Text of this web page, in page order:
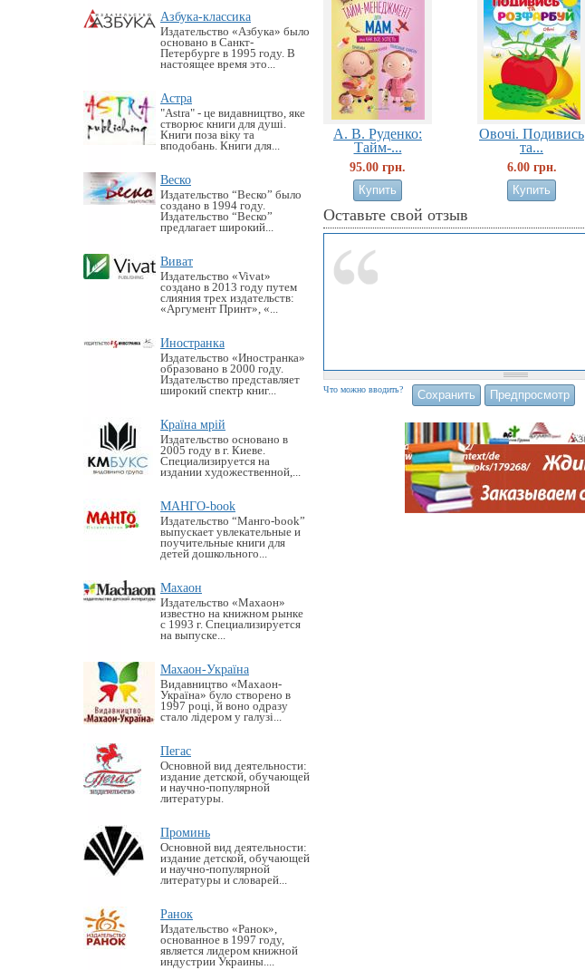
Азбука-классика
Издательство «Азбука» было
основано в Санкт-
Петербурге в 1995 году. В
настоящее время это...
Астра
"Astra" - це видавництво, яке
створює книги для душі.
Книги поза віку та
вподобань. Книги для...
Веско
Издательство “Веско” было
создано в 1994 году.
Издательство “Веско”
предлагает широкий...
Виват
Издательство «Vivat»
создано в 2013 году путем
слияния трех издательств:
«Аргумент Принт», «...
Иностранка
Издательство «Иностранка»
образовано в 2000 году.
Издательство представляет
широкий спектр книг...
Країна мрій
Издательство основано в
2005 году в г. Киеве.
Специализируется на
издании художественной,...
МАНГО-book
Издательство “Манго-book”
выпускает увлекательные и
поучительные книги для
детей дошкольного...
Махаон
Издательство «Махаон»
известно на книжном рынке
с 1993 г. Специализируется
на выпуске...
Махаон-Україна
Видавництво «Махаон-
Україна» було створено в
1997 році, й воно одразу
стало лідером у галузі...
Пегас
Основной вид деятельности:
издание детской, обучающей
и научно-популярной
литературы.
Проминь
Основной вид деятельности:
издание детской, обучающей
и научно-популярной
литературы и словарей...
Ранок
Издательство «Ранок»,
основанное в 1997 году,
является лидером книжной
индустрии Украины....
А. В. Руденко:
Тайм-...
95.00 грн.
Овочі. Подивись
та...
6.00 грн.
Оставьте свой отзыв
Что можно вводить?